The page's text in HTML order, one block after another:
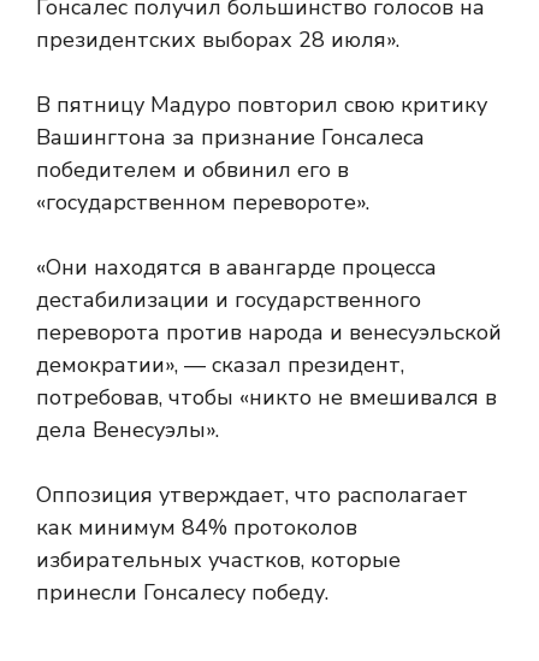
Гонсалес получил большинство голосов на
президентских выборах 28 июля».
В пятницу Мадуро повторил свою критику
Вашингтона за признание Гонсалеса
победителем и обвинил его в
«государственном перевороте».
«Они находятся в авангарде процесса
дестабилизации и государственного
переворота против народа и венесуэльской
демократии», — сказал президент,
потребовав, чтобы «никто не вмешивался в
дела Венесуэлы».
Оппозиция утверждает, что располагает
как минимум 84% протоколов
избирательных участков, которые
принесли Гонсалесу победу.